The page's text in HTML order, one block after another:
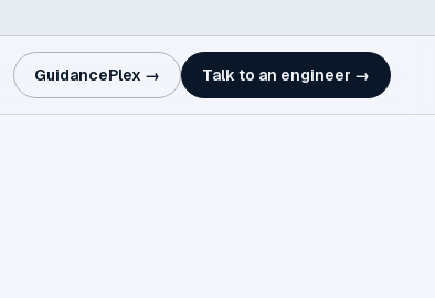
GuidancePlex → Talk to an engineer →